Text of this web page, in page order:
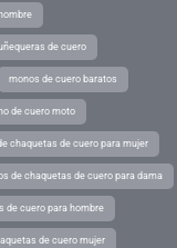
de cuero
monos de cuero baratos
de cuero moto
chaquetas de cuero para mujer
de chaquetas de cuero para dama
de cuero para hombre
de cuero mujer